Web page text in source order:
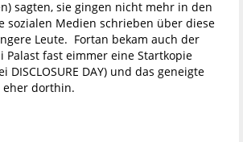
sagten, sie gingen nicht mehr in den
sozialen Medien schrieben über diese
Leute. Fortan bekam auch der
Palast fast eimmer eine Startkopie
DAY) und das geneigte
dorthin.